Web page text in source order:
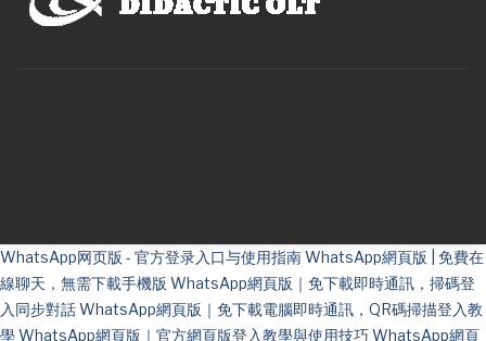
WhatsApp网页版 - 官方登录入口与使用指南WhatsApp網頁版 | 免費在
線聊天，無需下載手機版 WhatsApp網頁版｜免下載即時通訊，掃碼登
入同步對話WhatsApp網頁版｜免下載電腦即時通訊，QR碼掃描登入教
學WhatsApp網頁版｜官方網頁版登入教學與使用技巧WhatsApp網頁